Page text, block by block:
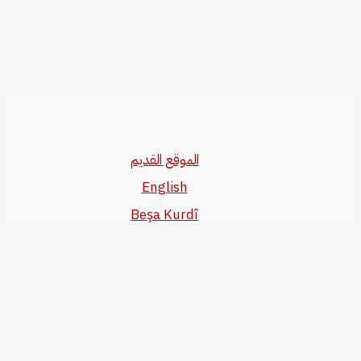
الموقع القديم
English
Beşa Kurdî